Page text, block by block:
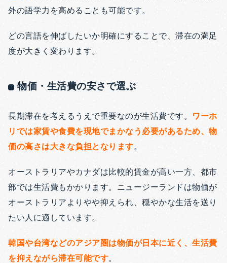
外の語学力を高めることも可能です。
どの言語を伸ばしたいか明確にすることで、滞在の満足
度が大きく変わります。
物価・生活費の安さで選ぶ
長期滞在を考えるうえで重要なのが生活費です。
ワーホ
リでは家賃や食費を現地でまかなう必要があるため、物
価の高さは大きな負担となります。
オーストラリアやカナダは比較的賃金が高い一方、都市
部では生活費もかかります。ニュージーランドは物価が
オーストラリアよりやや抑えられ、穏やかな生活を送り
たい人に適しています。
韓国や台湾などのアジア圏は物価が日本に近く、生活費
を抑えながら滞在可能です。